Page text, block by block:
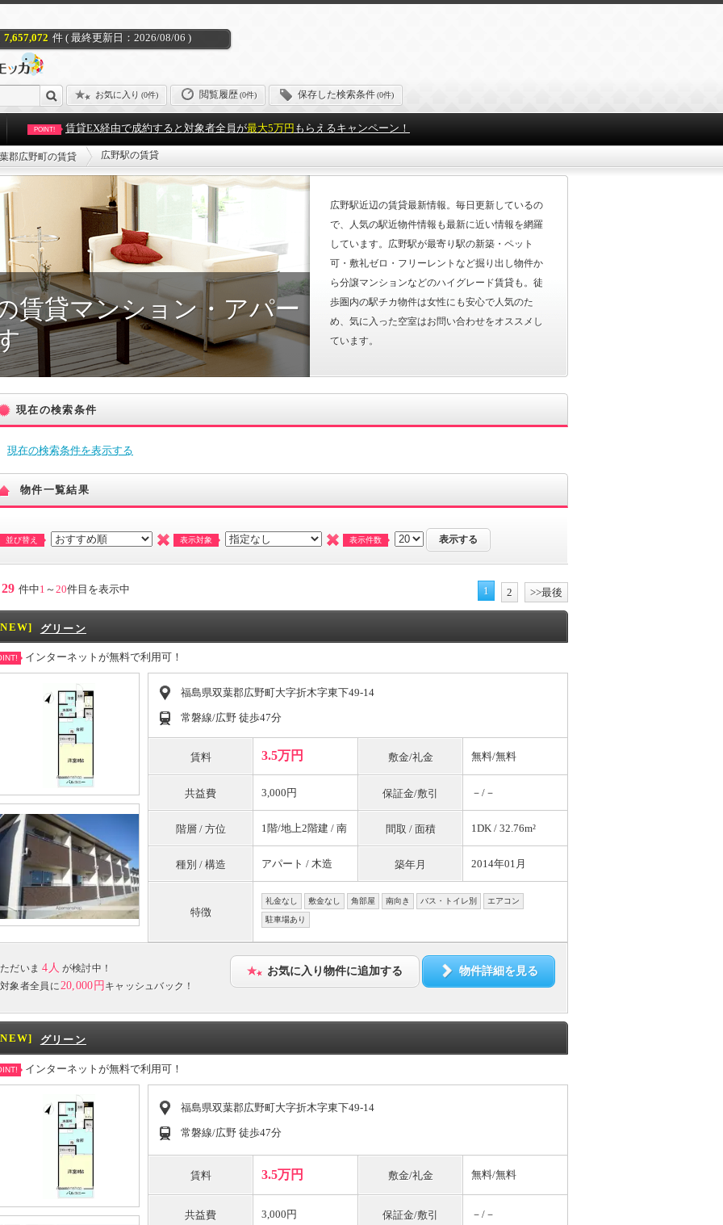
7,657,072 件 ( 最終更新日：2026/08/06 )
お気に入り (0件) 閲覧履歴(0件) 保存した検索条件(0件)
POINT! 賃貸EX経由で成約すると対象者全員が最大5万円 もらえるキャンペーン！
郡広野町の賃貸 広野駅の賃貸
賃貸マンション・アパー
広野駅近辺の賃貸最新情報。毎日更新しているの
で、人気の駅近物件情報も最新に近い情報を網羅
しています。広野駅が最寄り駅の新築・ペット
可・敷礼ゼロ・フリーレントなど掘り出し物件か
ら分譲マンションなどのハイグレード賃貸も。徒
歩圏内の駅チカ物件は女性にも安心で人気のた
め、気に入った空室はお問い合わせをオススメし
ています。
現在の検索条件
現在の検索条件を表示する
物件一覧結果
並び替え 表示対象 表示件数
29 件中1 ～ 20件目を表示中 1 2 >>最後
グリーン
インターネットが無料で利用可！
福島県双葉郡広野町大字折木字東下49-14
常磐線/広野 徒歩47分
賃料 3.5万円 敷金/礼金 無料/無料
共益費 3,000円 保証金/敷引 －/－
階層 / 方位 1階/地上2階建 / 南 間取 / 面積 1DK / 32.76m²
種別 / 構造 アパート / 木造 築年月 2014年01月
特徴
礼金なし 敷金なし 角部屋 南向き バス・トイレ別 エアコン
駐車場あり
ただいま 4人 が検討中！
対象者全員に20,000円 キャッシュバック！
お気に入り物件に追加する 物件詳細を見る
グリーン
インターネットが無料で利用可！
福島県双葉郡広野町大字折木字東下49-14
常磐線/広野 徒歩47分
賃料 3.5万円 敷金/礼金 無料/無料
共益費 3,000円 保証金/敷引 －/－